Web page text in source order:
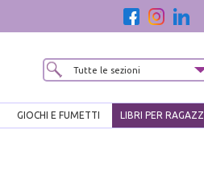
GIOCHI E FUMETTI LIBRI PER RAGAZZI